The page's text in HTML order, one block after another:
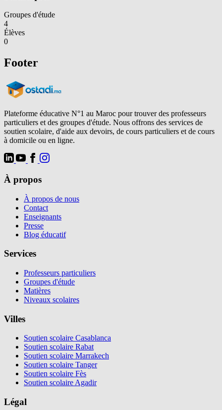
Groupes d'étude
4
Élèves
0
Footer
Plateforme éducative N°1 au Maroc pour trouver des professeurs
particuliers et des groupes d'étude. Nous offrons des services de
soutien scolaire, d'aide aux devoirs, de cours particuliers et de cours
à domicile ou en ligne.
À propos
À propos de nous
Contact
Enseignants
Presse
Blog éducatif
Services
Professeurs particuliers
Groupes d'étude
Matières
Niveaux scolaires
Villes
Soutien scolaire Casablanca
Soutien scolaire Rabat
Soutien scolaire Marrakech
Soutien scolaire Tanger
Soutien scolaire Fès
Soutien scolaire Agadir
Légal